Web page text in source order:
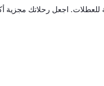
للعطلات. اجعل رحلاتك